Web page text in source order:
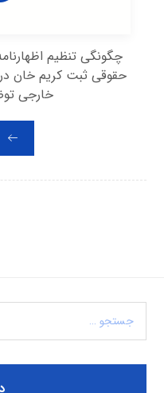
چگونگی تنظیم
حقوقی ثبت کریم خان در
خارجی